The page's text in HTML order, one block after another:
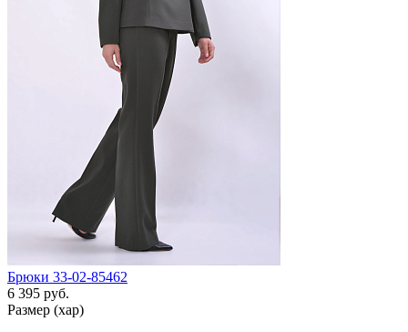
Брюки 33-02-85462
6 395 руб.
Размер (хар)